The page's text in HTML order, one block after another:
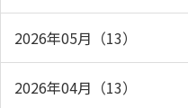
2026年05月（13）
2026年04月（13）